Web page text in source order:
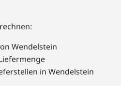
Wendelstein
in Wendelstein